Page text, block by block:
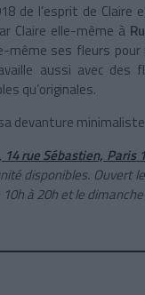
de l’esprit de Claire
Claire elle-même à
même ses fleurs
aussi avec des
qu’originales.
devanture
, 14 rue Sébastien, Paris
disponibles. Ouvert
à 20h et le